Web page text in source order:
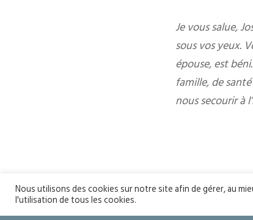
Je vous salue,
sous vos yeux.
épouse, est
famille, de
nous secourir à
Nous utilisons des cookies sur notre site afin de gérer, au
l'utilisation de tous les cookies.